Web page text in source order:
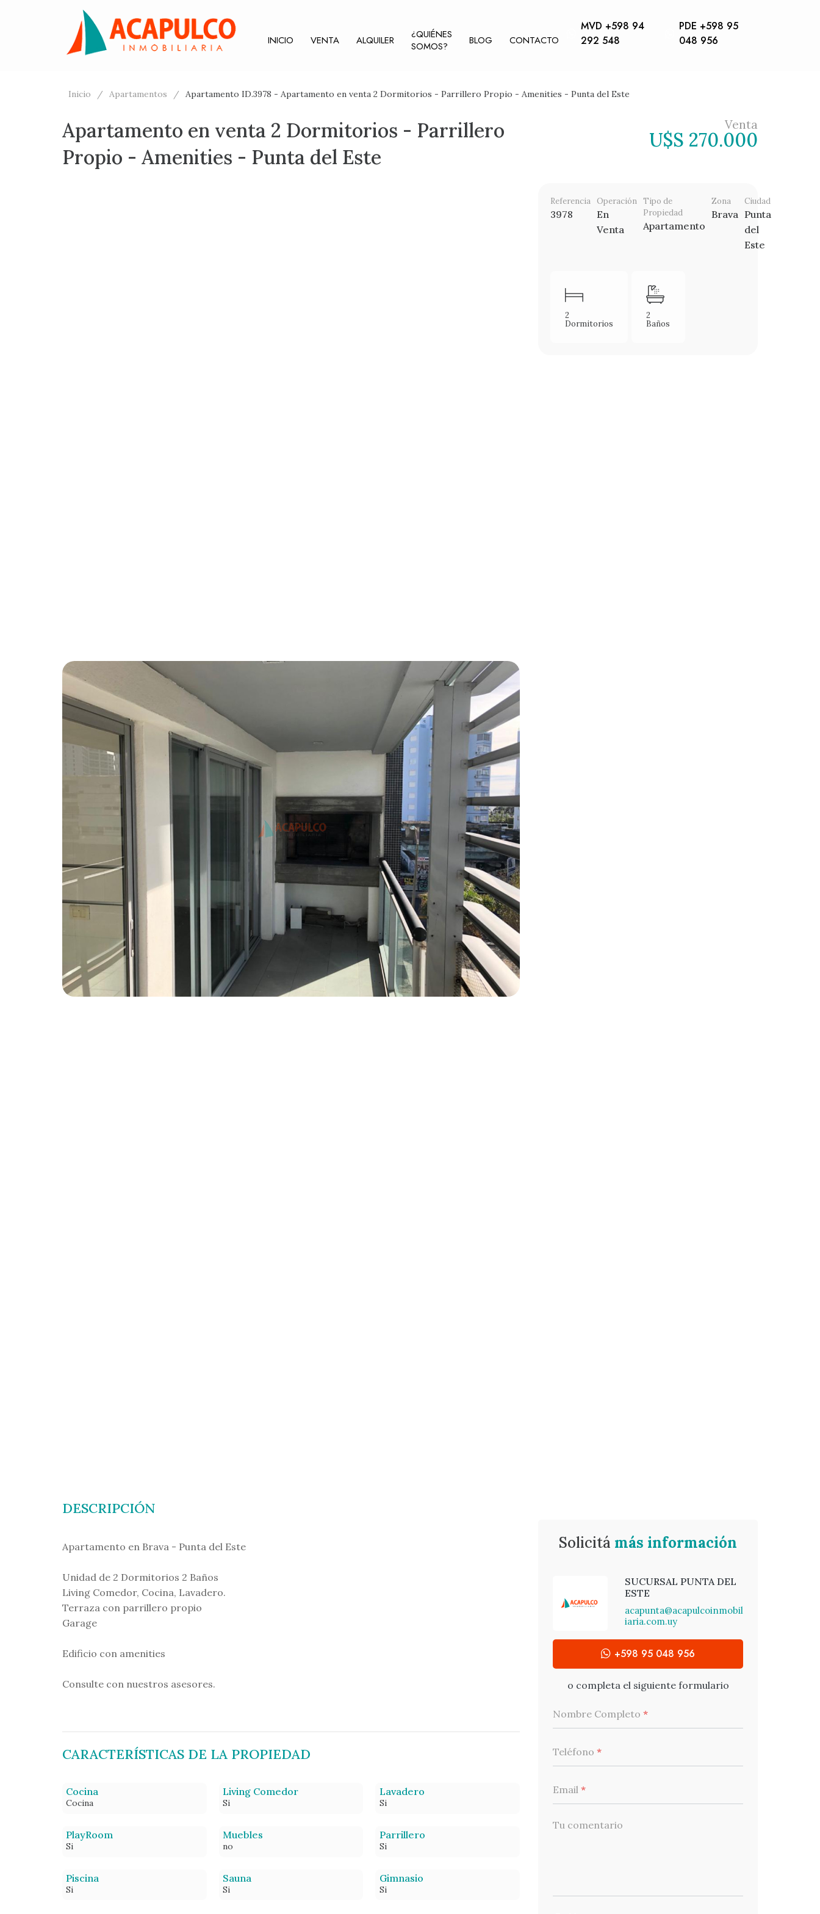
INICIO VENTA ALQUILER
¿QUIÉNES
SOMOS?
BLOG CONTACTO
MVD +598 94
292 548
PDE +598 95
048 956
Inicio Apartamentos Apartamento ID.3978 - Apartamento en venta 2 Dormitorios - Parrillero Propio - Amenities - Punta del Este
Apartamento en venta 2 Dormitorios - Parrillero
Propio - Amenities - Punta del Este
Venta
U$S 270.000
Referencia
3978
Operación
En
Venta
Tipo de
Propiedad
Apartamento
Zona
Brava
Ciudad
Punta
del
Este
2
Dormitorios
2
Baños
DESCRIPCIÓN
Apartamento en Brava - Punta del Este
Unidad de 2 Dormitorios 2 Baños
Living Comedor, Cocina, Lavadero.
Terraza con parrillero propio
Garage
Edificio con amenities
Consulte con nuestros asesores.
CARACTERÍSTICAS DE LA PROPIEDAD
Cocina
Cocina
Living Comedor
Si
Lavadero
Si
PlayRoom
Si
Muebles
no
Parrillero
Si
Piscina
Si
Sauna
Si
Gimnasio
Si
Solicitá más información
SUCURSAL PUNTA DEL
ESTE
acapunta@acapulcoinmobil
iaria.com.uy
+598 95 048 956
o completa el siguiente formulario
Nombre Completo *
Teléfono *
Email *
Tu comentario